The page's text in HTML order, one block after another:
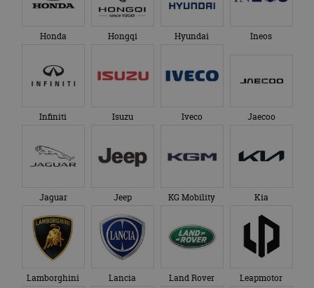
Honda Hongqi Hyundai Ineos
Infiniti Isuzu Iveco Jaecoo
Jaguar Jeep KG Mobility Kia
Lamborghini Lancia Land Rover Leapmotor